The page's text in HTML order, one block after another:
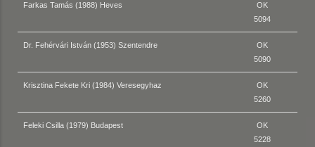
Farkas Tamás (1988) Heves
OK
5094
Dr. Fehérvári István (1953) Szentendre
OK
5090
Krisztina Fekete Kri (1984) Veresegyhaz
OK
5260
Feleki Csilla (1979) Budapest
OK
5228